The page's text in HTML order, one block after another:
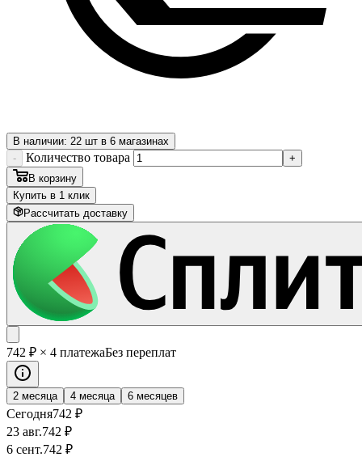
В наличии: 22 шт в 6 магазинах
-
Количество товара
+
В корзину
Купить в 1 клик
Рассчитать доставку
742 ₽ × 4 платежаБез переплат
2 месяца 4 месяца 6 месяцев
Сегодня742 ₽
23 авг.742 ₽
6 сент.742 ₽